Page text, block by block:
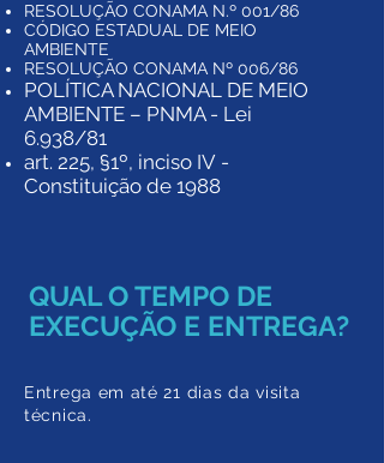
RESOLUÇÃO CONAMA N.º 001/86
CÓDIGO ESTADUAL DE MEIO
AMBIENTE
RESOLUÇÃO CONAMA Nº 006/86
POLÍTICA NACIONAL DE MEIO
AMBIENTE – PNMA - Lei
6.938/81
art. 225, §1º, inciso IV -
Constituição de 1988
QUAL O TEMPO DE
EXECUÇÃO E ENTREGA?
Entrega em até 21 dias da visita
técnica.